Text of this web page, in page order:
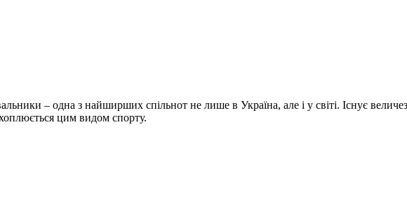
– одна з найширших спільнот не лише в Україна, але і у світі. Існує
цим видом спорту.